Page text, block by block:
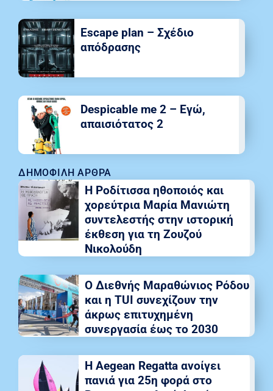
ΔΗΜΟΦΙΛΉ ΆΡΘΡΑ
Η Ροδίτισσα ηθοποιός και
χορεύτρια Μαρία Μανιώτη
συντελεστής στην ιστορική
έκθεση για τη Ζουζού
Νικολούδη
Ο Διεθνής Μαραθώνιος Ρόδου
και η TUI συνεχίζουν την
άκρως επιτυχημένη
συνεργασία έως το 2030
Η Aegean Regatta ανοίγει
πανιά για 25η φορά στο
Escape plan – Σχέδιο
απόδρασης
Despicable me 2 – Εγώ,
απαισιότατος 2